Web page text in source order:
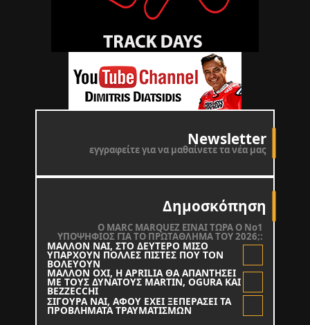
Newsletter
εγγραφείτε για να μαθαίνετε τα νέα μας
Δημοσκόπηση
O MARC MARQUEZ ΕΙΝΑΙ ΤΩΡΑ Ο Νο1
ΥΠΟΨΗΦΙΟΣ ΓΙΑ ΤΟ ΠΡΩΤΑΘΛΗΜΑ ΤΟΥ 2026;:
ΜΑΛΛΟΝ ΝΑΙ, ΣΤΟ ΔΕΥΤΕΡΟ ΜΙΣΟ
ΥΠΑΡΧΟΥΝ ΠΟΛΛΕΣ ΠΙΣΤΕΣ ΠΟΥ ΤΟΝ
ΒΟΛΕΥΟΥΝ
ΜΑΛΛΟΝ ΟΧΙ, Η APRILIA ΘΑ ΑΠΑΝΤΗΣΕΙ
ΜΕ ΤΟΥΣ ΔΥΝΑΤΟΥΣ MARTIN, OGURA KAI
BEZZECCHI
ΣΙΓΟΥΡΑ ΝΑΙ, ΑΦΟΥ ΕΧΕΙ ΞΕΠΕΡΑΣΕΙ ΤΑ
ΠΡΟΒΛΗΜΑΤΑ ΤΡΑΥΜΑΤΙΣΜΩΝ